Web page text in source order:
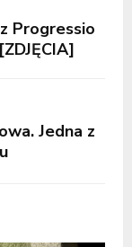
Progressio
Jedna z